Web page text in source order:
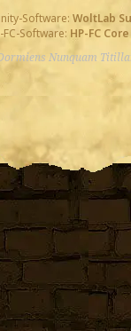
Software: WoltLab
FC-Software: HP-FC Core
Nunquam